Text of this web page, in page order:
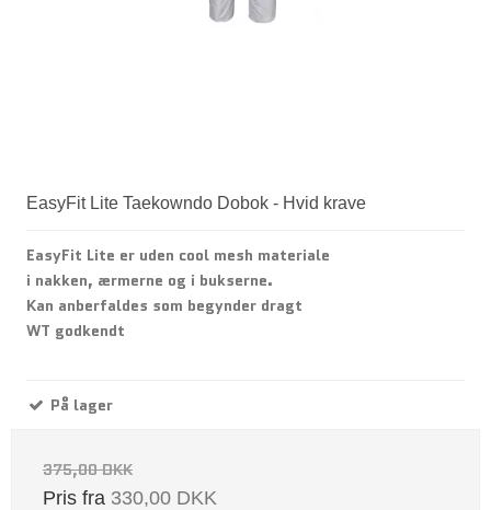
EasyFit Lite Taekowndo Dobok - Hvid krave
EasyFit Lite er uden cool mesh materiale
i nakken, ærmerne og i bukserne.
Kan anberfaldes som begynder dragt
WT godkendt
På lager
375,00 DKK
Pris fra 330,00 DKK